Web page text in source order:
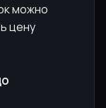
можно
цену